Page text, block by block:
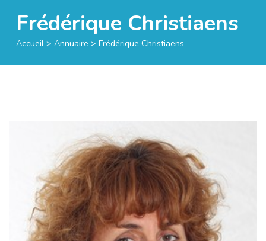
Frédérique Christiaens
Accueil > Annuaire > Frédérique Christiaens